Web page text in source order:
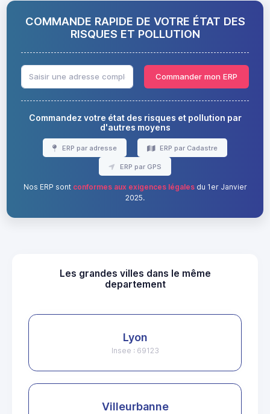
COMMANDE RAPIDE DE VOTRE ÉTAT DES
RISQUES ET POLLUTION
Commander mon ERP
Commandez votre état des risques et pollution par
d'autres moyens
ERP par adresse ERP par Cadastre
ERP par GPS
Nos ERP sont conformes aux exigences légalesdu 1er Janvier
2025.
Les grandes villes dans le même
departement
Lyon
Insee : 69123
Villeurbanne